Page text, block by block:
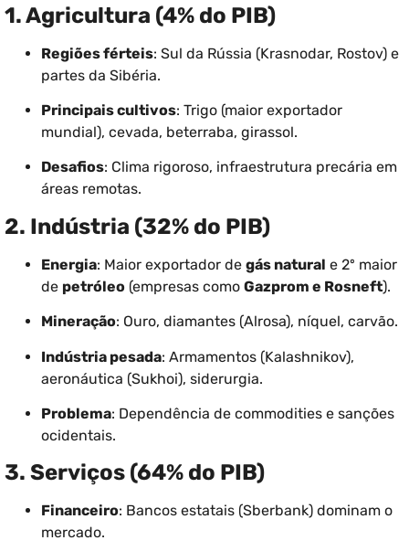
1. Agricultura (4% do PIB)
Regiões férteis: Sul da Rússia (Krasnodar, Rostov) e
partes da Sibéria.
Principais cultivos: Trigo (maior exportador
mundial), cevada, beterraba, girassol.
Desafios: Clima rigoroso, infraestrutura precária em
áreas remotas.
2. Indústria (32% do PIB)
Energia: Maior exportador de gás natural e 2º maior
de petróleo (empresas como Gazprom e Rosneft).
Mineração: Ouro, diamantes (Alrosa), níquel, carvão.
Indústria pesada: Armamentos (Kalashnikov),
aeronáutica (Sukhoi), siderurgia.
Problema: Dependência de commodities e sanções
ocidentais.
3. Serviços (64% do PIB)
Financeiro: Bancos estatais (Sberbank) dominam o
mercado.